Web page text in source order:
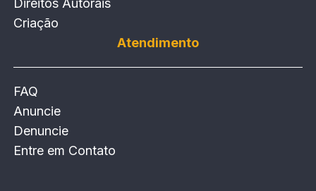
Direitos Autorais
Criação
Atendimento
FAQ
Anuncie
Denuncie
Entre em Contato